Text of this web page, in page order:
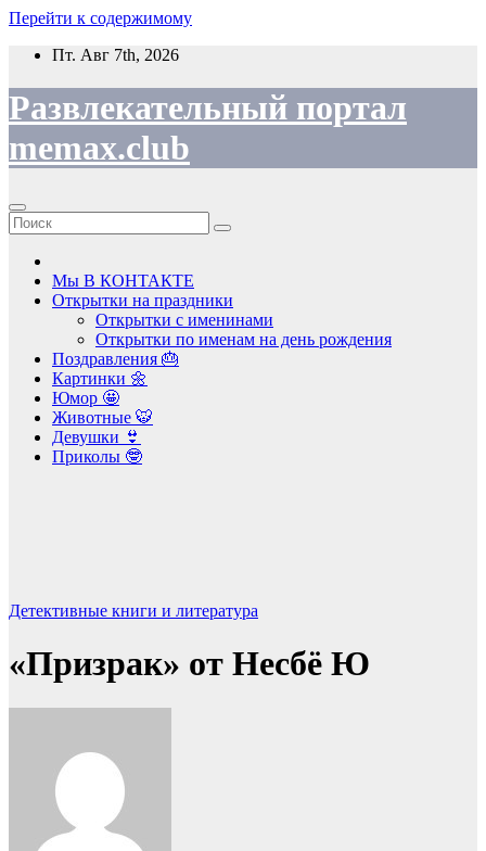
Перейти к содержимому
Пт. Авг 7th, 2026
Развлекательный портал
memax.club
Мы В КОНТАКТЕ
Открытки на праздники
Открытки с именинами
Открытки по именам на день рождения
Поздравления 🎂
Картинки 🌼
Юмор 🤩
Животные 🐯
Девушки 👙
Приколы 🤓
Детективные книги и литература
«Призрак» от Несбё Ю